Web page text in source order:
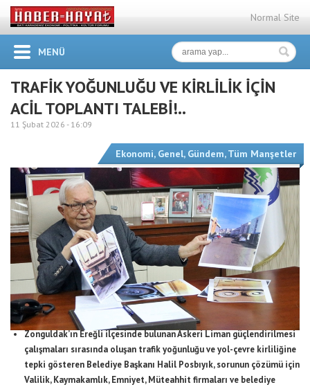
Normal Site
MENÜ
TRAFİK YOĞUNLUĞU VE KİRLİLİK İÇİN
ACİL TOPLANTI TALEBİ!..
11 Şubat 2026 - 16:09
Ekonomi, Genel, Gündem,Tüm Manşetler
Zonguldak’ın Ereğli ilçesinde bulunan Askeri Liman güçlendirilmesi
çalışmaları sırasında oluşan trafik yoğunluğu ve yol-çevre kirliliğine
tepki gösteren Belediye Başkanı Halil Posbıyık, sorunun çözümü için
Valilik, Kaymakamlık, Emniyet, Müteahhit firmaları ve belediye